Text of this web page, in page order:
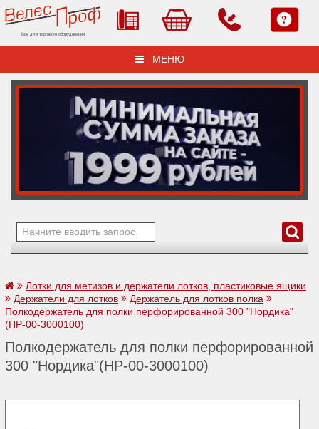
Все для торгового оборудования
МЕНЮ
Лотки для метизов и держатели лотков, пластиковые ящики
Держатели для лотков
Держатель для лотков полка
Полкодержатель для полки перфорированной 300 "Нордика"
(НР-00-3000100)
Полкодержатель для полки перфорированной
300 "Нордика"(НР-00-3000100)